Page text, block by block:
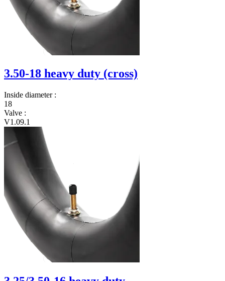
3.50-18 heavy duty (cross)
Inside diameter :
18
Valve :
V1.09.1